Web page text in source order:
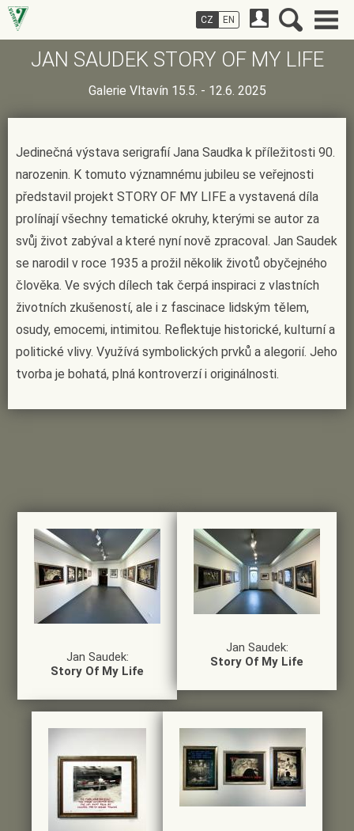
JAN SAUDEK STORY OF MY LIFE
Galerie Vltavín 15.5. - 12.6. 2025
Jedinečná výstava serigrafií Jana Saudka k příležitosti 90.
narozenin. K tomuto významnému jubileu se veřejnosti
představil projekt STORY OF MY LIFE a vystavená díla
prolínají všechny tematické okruhy, kterými se autor za
svůj život zabýval a které nyní nově zpracoval. Jan Saudek
se narodil v roce 1935 a prožil několik životů obyčejného
člověka. Ve svých dílech tak čerpá inspiraci z vlastních
životních zkušeností, ale i z fascinace lidským tělem,
osudy, emocemi, intimitou. Reflektuje historické, kulturní a
politické vlivy. Využívá symbolických prvků a alegorií. Jeho
tvorba je bohatá, plná kontroverzí i originálnosti.
Jan Saudek:
Story Of My Life
Jan Saudek:
Story Of My Life
CZ EN